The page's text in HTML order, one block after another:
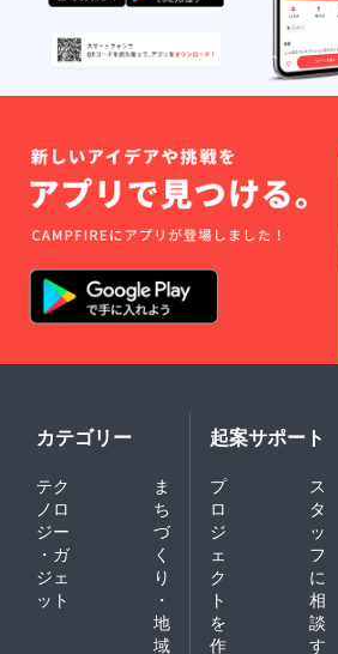
カテゴリー
テク
ノロ
ジー
・ガ
ジェ
ット
ま
ち
づ
く
り
・
地
域
起案サポート
プ
ロ
ジ
ェ
ク
ト
を
作
ス
タ
ッ
フ
に
相
談
す